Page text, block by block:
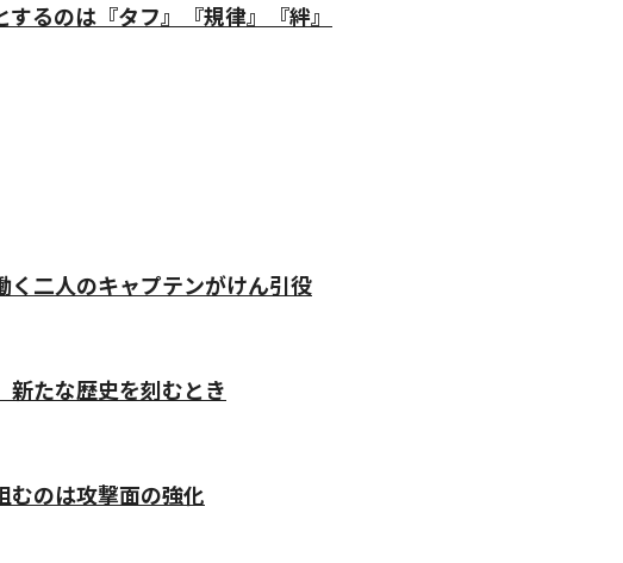
るのは『タフ』『規律』『絆』
く二人のキャプテンがけん引役
新たな歴史を刻むとき
むのは攻撃面の強化